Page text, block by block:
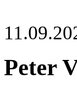
Peter